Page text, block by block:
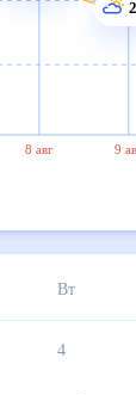
8 авг 9
Вт
4